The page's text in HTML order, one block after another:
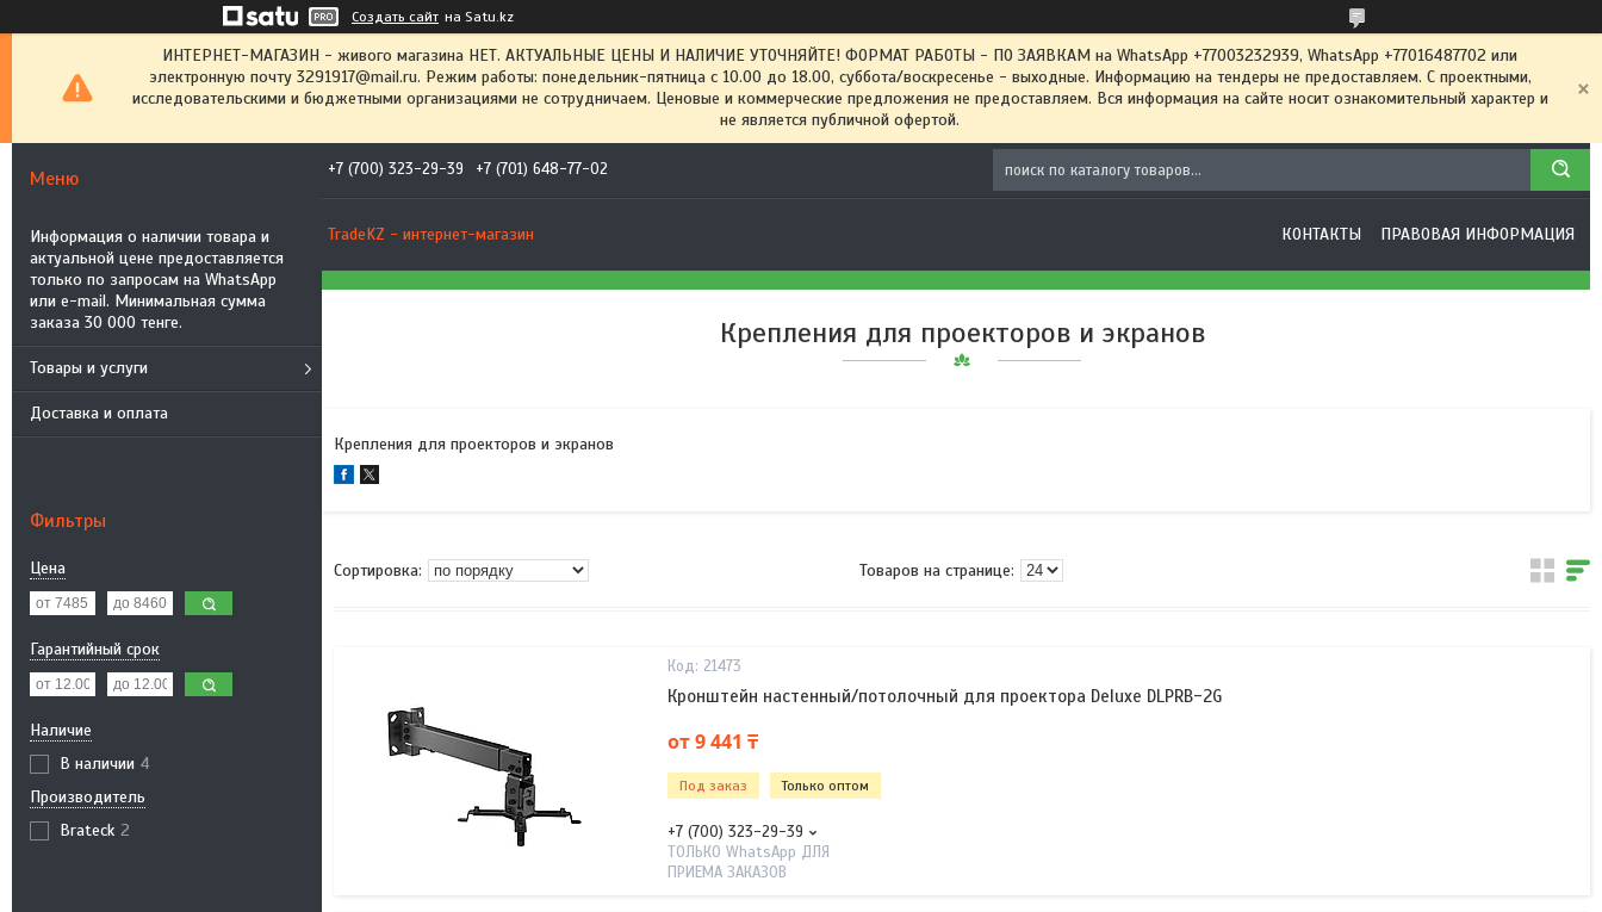
Создать сайт на Satu.kz
ИНТЕРНЕТ-МАГАЗИН - живого магазина НЕТ. АКТУАЛЬНЫЕ ЦЕНЫ И НАЛИЧИЕ УТОЧНЯЙТЕ! ФОРМАТ РАБОТЫ - ПО ЗАЯВКАМ на WhatsApp +77003232939, WhatsApp +77016487702 или
электронную почту 3291917@mail.ru. Режим работы: понедельник-пятница с 10.00 до 18.00, суббота/воскресенье - выходные. Информацию на тендеры не предоставляем. С проектными,
исследовательскими и бюджетными организациями не сотрудничаем. Ценовые и коммерческие предложения не предоставляем. Вся информация на сайте носит ознакомительный характер и
не является публичной офертой.
Информация о наличии товара и
актуальной цене предоставляется
только по запросам на WhatsApp
или e-mail. Минимальная сумма
заказа 30 000 тенге.
Товары и услуги
Доставка и оплата
Фильтры
Цена
Гарантийный срок
Наличие
В наличии 4
Производитель
Brateck 2
+7 (700) 323-29-39 +7 (701) 648-77-02
TradeKZ - интернет-магазин КОНТАКТЫ ПРАВОВАЯ ИНФОРМАЦИЯ
Крепления для проекторов и экранов
Крепления для проекторов и экранов
21473
Кронштейн настенный/потолочный для проектора Deluxe DLPRB-2G
от 9 441 ₸
Под заказ Только оптом
+7 (700) 323-29-39
ТОЛЬКО WhatsApp ДЛЯ
ПРИЕМА ЗАКАЗОВ